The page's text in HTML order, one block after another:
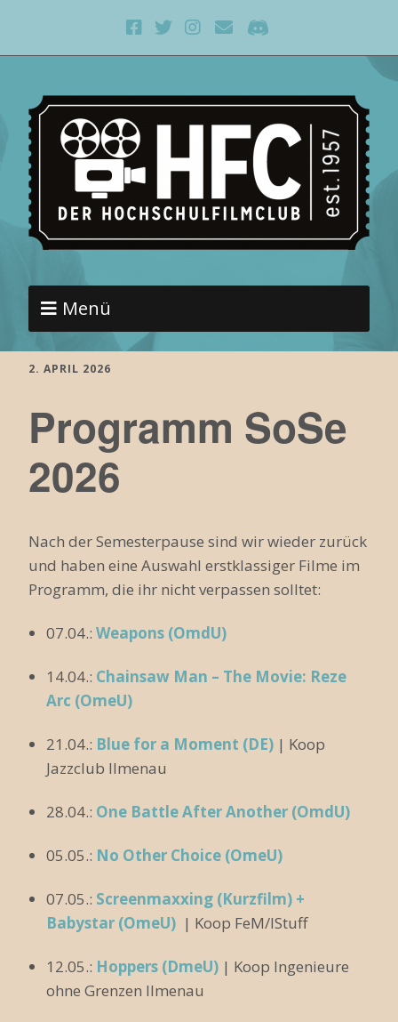
Menü
2. APRIL 2026
Programm SoSe
2026
Nach der Semesterpause sind wir wieder zurück
und haben eine Auswahl erstklassiger Filme im
Programm, die ihr nicht verpassen solltet:
07.04.: Weapons (OmdU)
14.04.: Chainsaw Man – The Movie: Reze
Arc (OmeU)
21.04.: Blue for a Moment (DE) | Koop
Jazzclub Ilmenau
28.04.: One Battle After Another (OmdU)
05.05.: No Other Choice (OmeU)
07.05.: Screenmaxxing (Kurzfilm) +
Babystar (OmeU) | Koop FeM/IStuff
12.05.: Hoppers (DmeU) | Koop Ingenieure
ohne Grenzen Ilmenau